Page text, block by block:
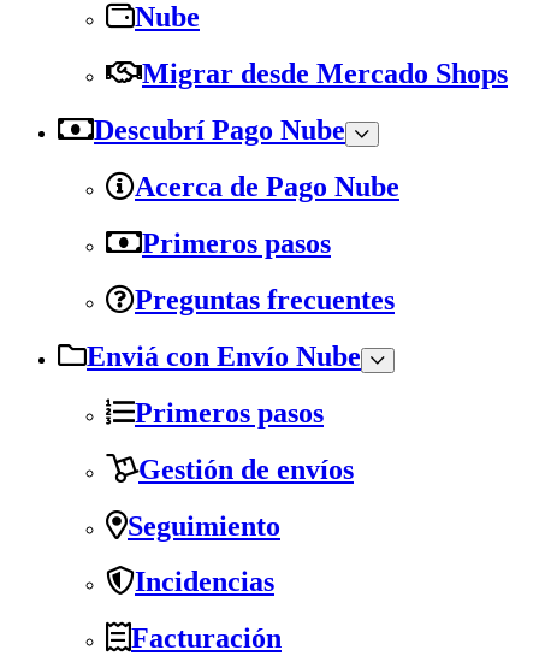
Nube
Migrar desde Mercado Shops
Descubrí Pago Nube
Acerca de Pago Nube
Primeros pasos
Preguntas frecuentes
Enviá con Envío Nube
Primeros pasos
Gestión de envíos
Seguimiento
Incidencias
Facturación